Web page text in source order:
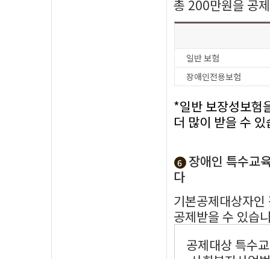
총 200만원을 공
일반 보험
장애인전용보험
*일반 보장성보험
더 많이 받을 수
6 장애인 특수교
다
기본공제대상자
공제받을 수 있습
공제대상 특수